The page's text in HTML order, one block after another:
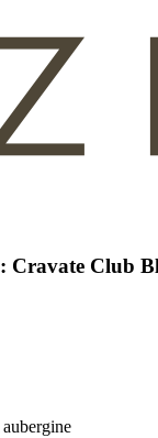
Cravate Club